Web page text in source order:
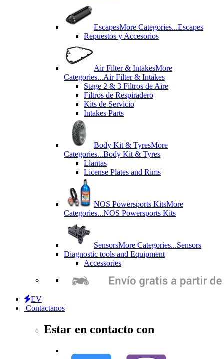
EscapesMore Categories...Escapes
Repuestos y Accesorios
Air Filter & IntakesMore
Categories...Air Filter & Intakes
Stage 2 & 3 Filtros de Aire
Filtros de Respiradero
Kits de Servicio
Intakes Parts
Body Kit & TyresMore
Categories...Body Kit & Tyres
Llantas
License Plates and Rims
NOS Powersports KitsMore
Categories...NOS Powersports Kits
SensorsMore Categories...Sensors
Diagnostic tools and Equipment
Accessories
EV
Contactanos
Estar en contacto con